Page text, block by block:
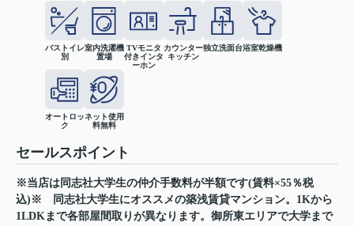
バストイレ
別
室内洗濯機
置場
TVモニタ
付きインタ
ーホン
カウンター
キッチン
独立洗面台浴室乾燥機
オートロッ
ク
ネット使用
料無料
セールスポイント
※当店は同志社大学生の仲介手数料が半額です(賃料×55％税
込)※ 同志社大学生にオススメの築浅賃貸マンション。1Kから
1LDKまで各部屋間取りが異なります。御所東エリアで大学まで